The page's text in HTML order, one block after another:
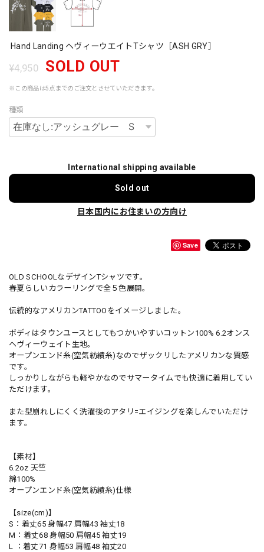
Hand Landing ヘヴィーウエイトTシャツ［ASH GRY］
¥4,950 SOLD OUT
※この商品は5点までのご注文とさせていただきます。
種類
International shipping available
Sold out
日本国内にお住まいの方向け
Save
OLD SCHOOLなデザインTシャツです。
春夏らしいカラーリングで全５色展開。
伝統的なアメリカンTATTOOをイメージしました。
ボディはタウンユースとしてもつかいやすいコットン100% 6.2オンス
ヘヴィーウェイト生地。
オープンエンド糸(空気紡績糸)なのでザックリしたアメリカンな質感
です。
しっかりしながらも軽やかなのでサマータイムでも快適に着用してい
ただけます。
また型崩れしにくく洗濯後のアタリ=エイジングを楽しんでいただけ
ます。
【素材】
6.2oz 天竺
綿100%
オープンエンド糸(空気紡績糸)仕様
【size(cm)】
S：着丈65 身幅47 肩幅43 袖丈18
M：着丈68 身幅50 肩幅45 袖丈19
L ：着丈71 身幅53 肩幅48 袖丈20